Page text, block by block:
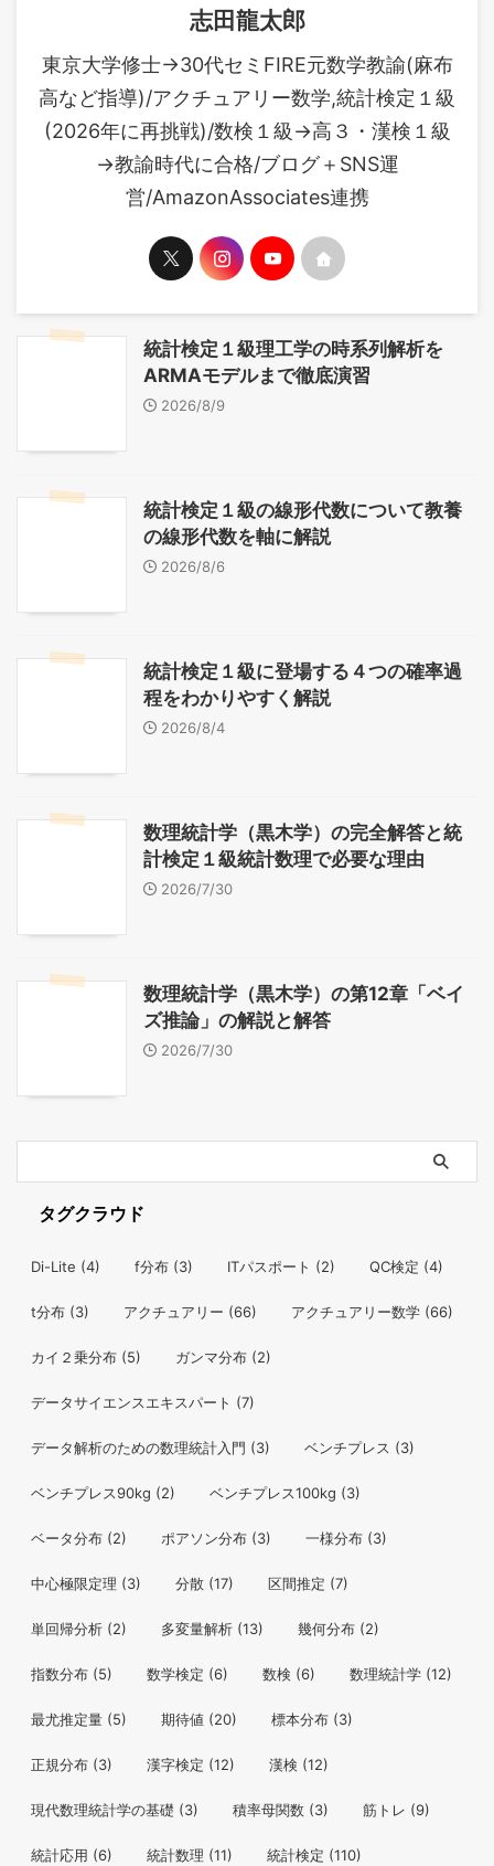
志田龍太郎
東京大学修士→30代セミFIRE元数学教諭(麻布
高など指導)/アクチュアリー数学,統計検定１級
(2026年に再挑戦)/数検１級→高３・漢検１級
→教諭時代に合格/ブログ＋SNS運
営/AmazonAssociates連携
統計検定１級理工学の時系列解析を
ARMAモデルまで徹底演習
2026/8/9
統計検定１級の線形代数について教養
の線形代数を軸に解説
2026/8/6
統計検定１級に登場する４つの確率過
程をわかりやすく解説
2026/8/4
数理統計学（黒木学）の完全解答と統
計検定１級統計数理で必要な理由
2026/7/30
数理統計学（黒木学）の第12章「ベイ
ズ推論」の解説と解答
2026/7/30
タグクラウド
Di-Lite (4) f分布 (3) ITパスポート (2) QC検定 (4)
t分布 (3) アクチュアリー (66) アクチュアリー数学 (66)
カイ２乗分布 (5) ガンマ分布 (2)
データサイエンスエキスパート (7)
データ解析のための数理統計入門 (3) ベンチプレス (3)
ベンチプレス90kg (2) ベンチプレス100kg (3)
ベータ分布 (2) ポアソン分布 (3) 一様分布 (3)
中心極限定理 (3) 分散 (17) 区間推定 (7)
単回帰分析 (2) 多変量解析 (13) 幾何分布 (2)
指数分布 (5) 数学検定 (6) 数検 (6) 数理統計学 (12)
最尤推定量 (5) 期待値 (20) 標本分布 (3)
正規分布 (3) 漢字検定 (12) 漢検 (12)
現代数理統計学の基礎 (3) 積率母関数 (3) 筋トレ (9)
統計応用 (6) 統計数理 (11) 統計検定 (110)